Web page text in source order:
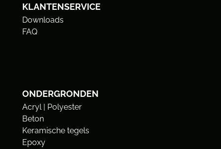
KLANTENSERVICE
Downloads
FAQ
ONDERGRONDEN
Acryl | Polyester
Beton
Keramische tegels
Epoxy